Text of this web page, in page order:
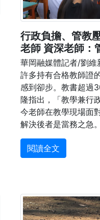
行政負擔、管教
老師 資深老師：
華岡融媒體記者/劉維
許多持有合格教師證
感到卻步。教書超過
隆指出，「教學兼行
今老師在教學現場面
解決後者是當務之急
閱讀全文